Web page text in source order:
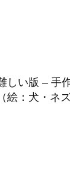
しい版 – 手
絵：犬・ネ